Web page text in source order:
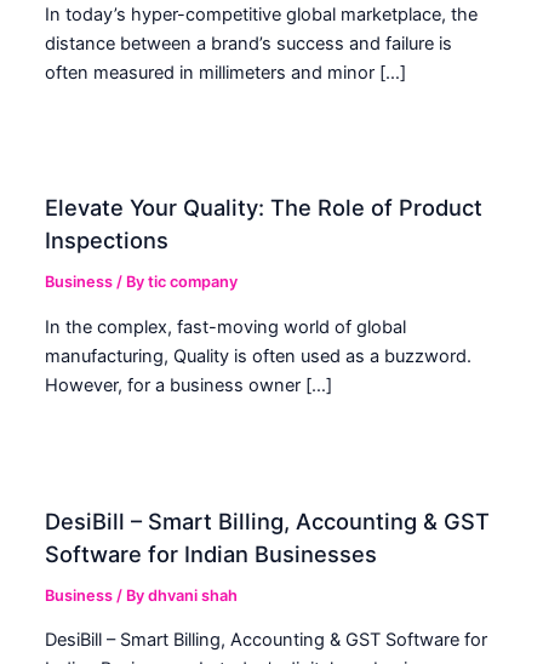
In today’s hyper-competitive global marketplace, the
distance between a brand’s success and failure is
often measured in millimeters and minor […]
Elevate Your Quality: The Role of Product
Inspections
Business / Bytic company
In the complex, fast-moving world of global
manufacturing, Quality is often used as a buzzword.
However, for a business owner […]
DesiBill – Smart Billing, Accounting & GST
Software for Indian Businesses
Business / Bydhvani shah
DesiBill – Smart Billing, Accounting & GST Software for